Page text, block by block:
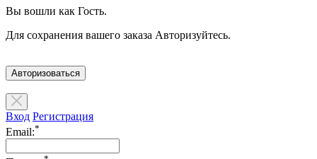
Вы вошли как Гость.
Для сохранения вашего заказа Авторизуйтесь.
Авторизоваться
Вход Регистрация
Email:*